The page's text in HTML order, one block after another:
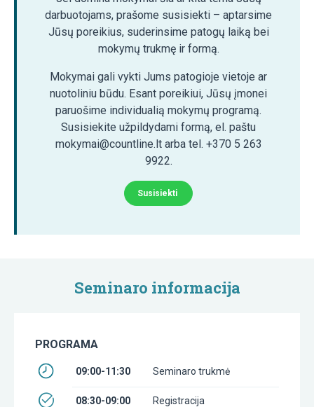
darbuotojams, prašome susisiekti – aptarsime
Jūsų poreikius, suderinsime patogų laiką bei
mokymų trukmę ir formą.
Mokymai gali vykti Jums patogioje vietoje ar
nuotoliniu būdu. Esant poreikiui, Jūsų įmonei
paruošime individualią mokymų programą.
Susisiekite užpildydami formą, el. paštu
mokymai@countline.lt arba tel. +370 5 263
9922.
Susisiekti
Seminaro informacija
PROGRAMA
09:00-11:30 Seminaro trukmė
08:30-09:00 Registracija